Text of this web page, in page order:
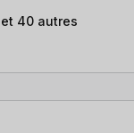
et 40 autres